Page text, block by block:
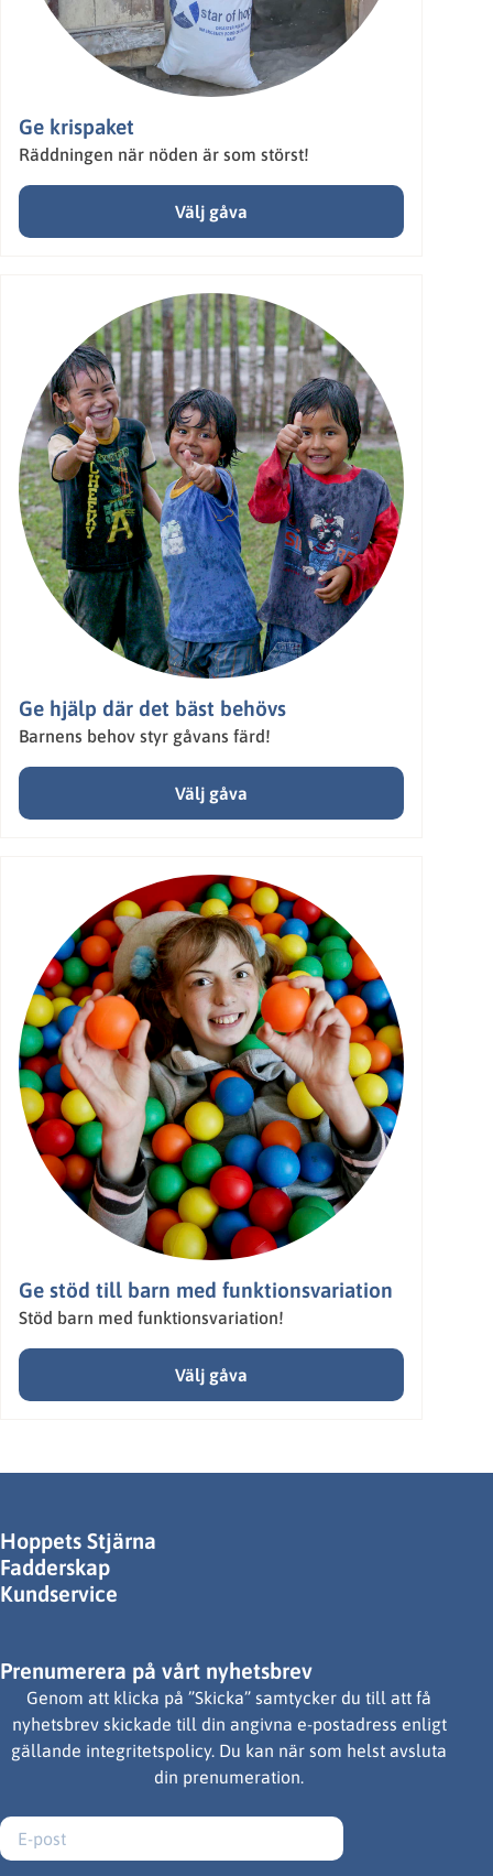
Ge krispaket
Räddningen när nöden är som störst!
Välj gåva
Ge hjälp där det bäst behövs
Barnens behov styr gåvans färd!
Välj gåva
Ge stöd till barn med funktionsvariation
Stöd barn med funktionsvariation!
Välj gåva
Hoppets Stjärna
Fadderskap
Kundservice
Prenumerera på vårt nyhetsbrev
Genom att klicka på ”Skicka” samtycker du till att få
nyhetsbrev skickade till din angivna e-postadress enligt
gällande integritetspolicy. Du kan när som helst avsluta
din prenumeration.